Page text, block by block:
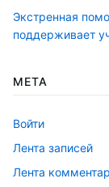
Экстренная
поддерживает
МЕТА
Войти
Лента записей
Лента